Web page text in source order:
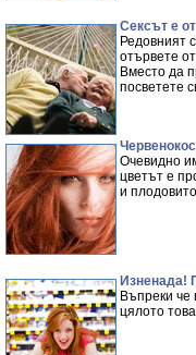
Сексът е
Редовният
отървете
Вместо да
посветете
Очевидно
цветът е
и
Изненада!
Въпреки че
цялото